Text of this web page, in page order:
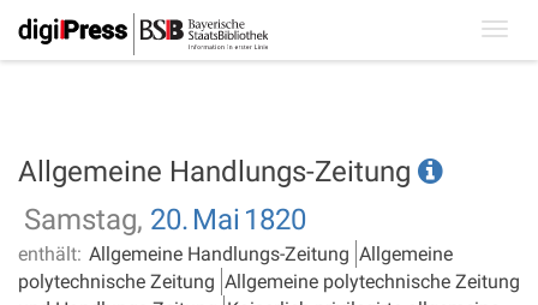
Allgemeine Handlungs-Zeitung
Samstag, 20. Mai 1820
enthält: Allgemeine Handlungs-Zeitung Allgemeine
polytechnische Zeitung Allgemeine polytechnische Zeitung